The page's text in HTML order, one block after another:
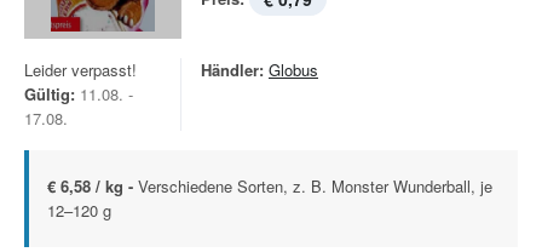
Leider verpasst!
Gültig: 11.08. -
17.08.
Händler: Globus
€ 6,58 / kg - Verschiedene Sorten, z. B. Monster Wunderball, je
12–120 g